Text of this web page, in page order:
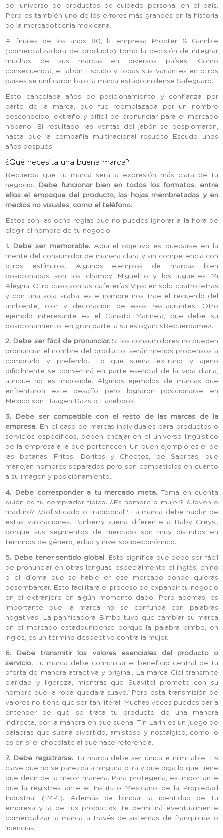
del universo de productos de cuidado personal en el país.
Pero es también uno de los errores más grandes en la historia
de la mercadotecnia mexicana.
A finales de los años 80, la empresa Procter & Gamble
(comercializadora del producto) tomó la decisión de integrar
muchas de sus marcas en diversos países. Como
consecuencia, el jabón Escudo y todas sus variantes en otros
países se unificaron bajo la marca estadounidense Safeguard.
Esto cancelaba años de posicionamiento y confianza por
parte de la marca, que fue reemplazada por un nombre
desconocido, extraño y difícil de pronunciar para el mercado
hispano. El resultado: las ventas del jabón se desplomaron,
hasta que la compañía multinacional resucitó Escudo unos
años después.
¿Qué necesita una buena marca?
Recuerda que tu marca será la expresión más clara de tu
negocio.
Debe funcionar bien en todos los formatos, entre
ellos el empaque del producto, las hojas membretadas y en
medios no visuales, como el teléfono.
Estos son las ocho reglas que no puedes ignorar a la hora de
elegir el nombre de tu negocio.
1. Debe ser memorable.Aquí el objetivo es quedarse en la
mente del consumidor de manera clara y sin competencia con
otros estímulos. Algunos ejemplos de marcas bien
posicionadas son los chamoy Miguelito y los juguetes Mi
Alegría. Otro caso son las cafeterías Vips: en sólo cuatro letras
y con una sola sílaba, este nombre nos trae el recuerdo del
ambiente, olor y decoración de esos restaurantes. Otro
ejemplo interesante es el Gansito Marinela, que debe su
posicionamiento, en gran parte, a su eslogan: «Recuérdame».
2. Debe ser fácil de pronunciar. Si los consumidores no pueden
pronunciar el nombre del producto, serán menos propensos a
comprarlo y preferirlo. Lo que suena extraño y ajeno
difícilmente se convertirá en parte esencial de la vida diaria,
aunque no es imposible. Algunos ejemplos de marcas que
enfrentaron este desafío pero lograron posicionarse en
México son Häagen Dazs o Facebook.
3. Debe ser compatible con el resto de las marcas de la
empresa. En el caso de marcas individuales para productos o
servicios específicos, deben encajar en el universo lingüístico
de la empresa a la que pertenecen. Un buen ejemplo es el de
las botanas Fritos, Doritos y Cheetos, de Sabritas, que
manejan nombres separados pero son compatibles en cuanto
a su imagen y posicionamiento.
4. Debe corresponder a tu mercado meta. Toma en cuenta
quién es tu comprador típico. ¿Es hombre o mujer? ¿Joven o
maduro? ¿Sofisticado o tradicional? La marca debe hablar de
estas valoraciones. Burberry suena diferente a Baby Creysi,
porque sus segmentos de mercado son muy distintos en
términos de género, edad y nivel socioeconómico.
5. Debe tener sentido global. Esto significa que debe ser fácil
de pronunciar en otras lenguas, especialmente el inglés, chino
o el idioma que se hable en ese mercado donde quieras
desembarcar. Esto facilitará el proceso de expandir tu negocio
en el extranjero en algún momento dado. Pero además, es
importante que la marca no se confunda con palabras
negativas. La panificadora Bimbo tuvo que cambiar su marca
en el mercado estadounidense porque la palabra bimbo, en
inglés, es un término despectivo contra la mujer.
6. Debe transmitir los valores esenciales del producto o
servicio. Tu marca debe comunicar el beneficio central de tu
oferta de manera atractiva y original. La marca Ciel transmite
claridad y ligereza, mientras que Suavitel promete con su
nombre que la ropa quedará suave. Pero esta transmisión de
valores no tiene que ser tan literal. Muchas veces puedes dar a
entender de qué se trata tu producto de una manera
indirecta, por la manera en que suena. Tin Larín es un juego de
palabras que suena divertido, amistoso y nostálgico, como lo
es en sí el chocolate al que hace referencia.
7. Debe registrarse.Tu marca debe ser única e inimitable. Es
clave que no se parezca a ninguna otra y que diga lo que tiene
que decir de la mejor manera. Para protegerla, es importante
que la registres ante el Instituto Mexicano de la Propiedad
Industrial (IMPI). Además de blindar la identidad de tu
empresa y la de tus productos, te permitirá eventualmente
comercializar la marca a través de sistemas de franquicias o
licencias.